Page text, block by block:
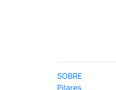
SOBRE
Pilares